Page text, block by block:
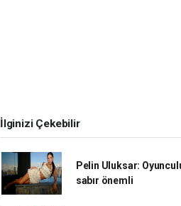
İlginizi Çekebilir
Pelin Uluksar:
sabır önemli